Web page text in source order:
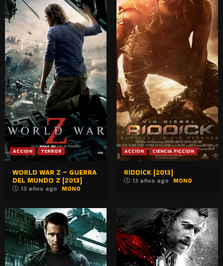
ACCION TERROR
WORLD WAR Z – GUERRA
DEL MUNDO Z (2013)
13 años ago MONO
ACCION CIENCIA FICCION
RIDDICK (2013)
13 años ago MONO